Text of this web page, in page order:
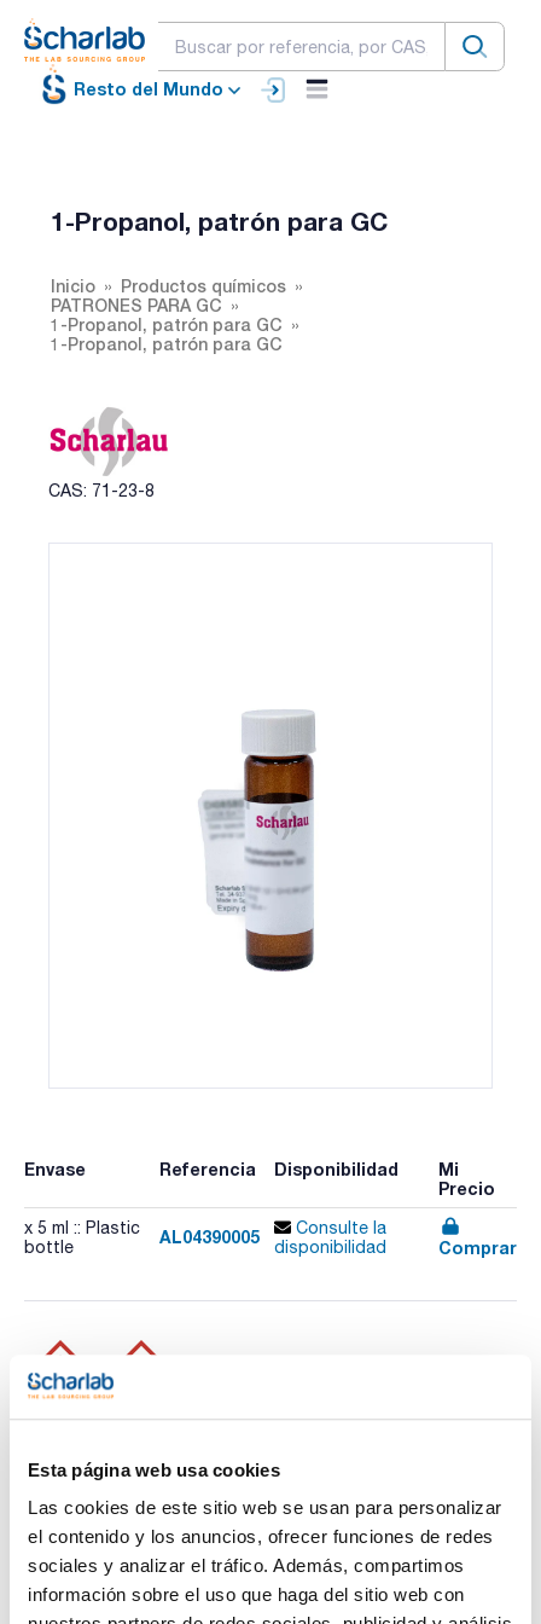
Esta página web usa cookies
Las cookies de este sitio web se usan para personalizar
el contenido y los anuncios, ofrecer funciones de redes
sociales y analizar el tráfico. Además, compartimos
información sobre el uso que haga del sitio web con
Resto del Mundo
1-Propanol, patrón para GC
Inicio
Productos químicos
PATRONES PARA GC
1-Propanol, patrón para GC
1-Propanol, patrón para GC
CAS: 71-23-8
Envase Referencia Disponibilidad
Mi
Precio
x 5 ml :: Plastic
bottle
AL04390005
Consulte la
disponibilidad
Comprar
Imprimir ficha de
Características
Capacidad : x 5 ml
- Sinónimos: Alcohol n-propílico, Etilcarbinol, 1-
Hidroxipropano, n-Propanol